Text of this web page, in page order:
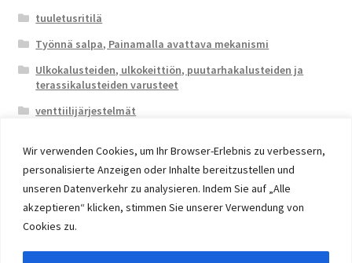
Wir verwenden Cookies, um Ihr Browser-Erlebnis zu verbessern,
personalisierte Anzeigen oder Inhalte bereitzustellen und
unseren Datenverkehr zu analysieren. Indem Sie auf „Alle
akzeptieren“ klicken, stimmen Sie unserer Verwendung von
Cookies zu.
tuuletusritilä
Työnnä salpa, Painamalla avattava mekanismi
Ulkokalusteiden, ulkokeittiön, puutarhakalusteiden ja
terassikalusteiden varusteet
venttiilijärjestelmät
© 2026 Eruon Trade UG, Germany, member of the ERUON